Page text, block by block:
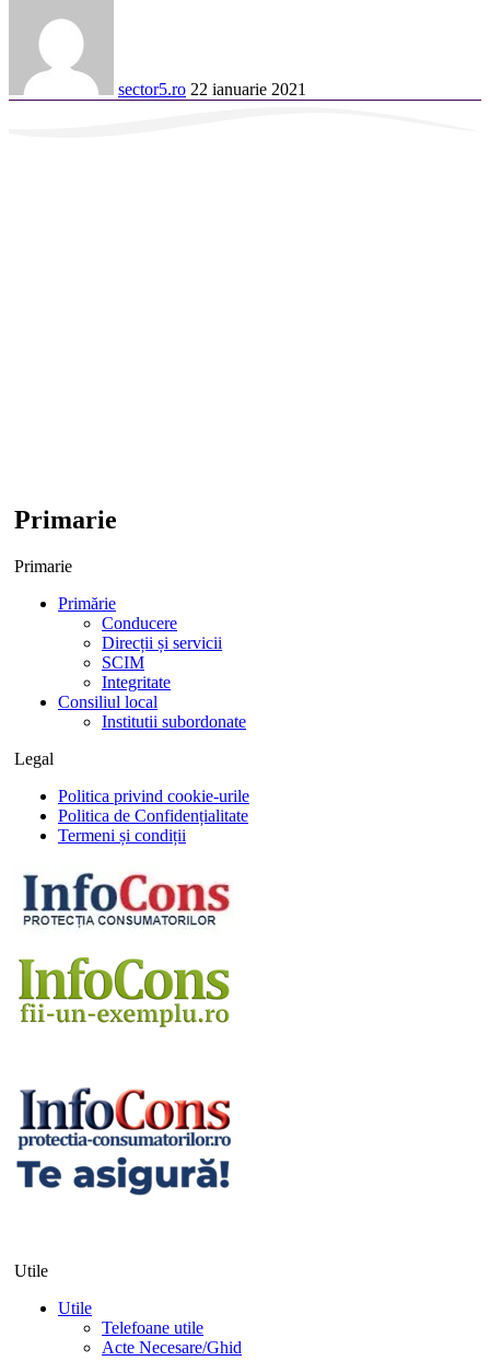
sector5.ro 22 ianuarie 2021
Primarie
Primarie
Primărie
Conducere
Direcții și servicii
SCIM
Integritate
Consiliul local
Institutii subordonate
Legal
Politica privind cookie-urile
Politica de Confidențialitate
Termeni și condiții
Utile
Utile
Telefoane utile
Acte Necesare/Ghid